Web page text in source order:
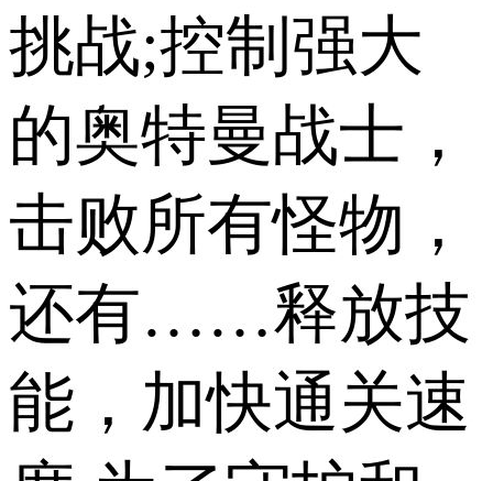
挑战;控制强大
的奥特曼战士，
击败所有怪物，
还有……释放技
能，加快通关速